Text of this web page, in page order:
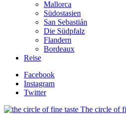
Mallorca
Südostasien
San Sebastián
Die Südpfalz
Flandern
Bordeaux
Reise
Facebook
Instagram
Twitter
The circle of